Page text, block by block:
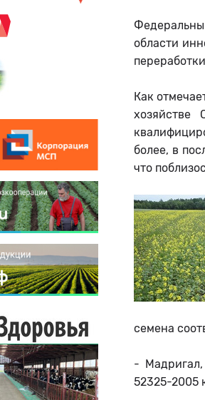
области
Как
хозяйстве
более, в
что
семена
-
52325-2005